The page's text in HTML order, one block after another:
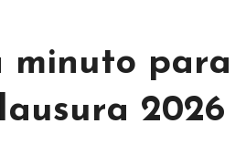
minuto para
2026